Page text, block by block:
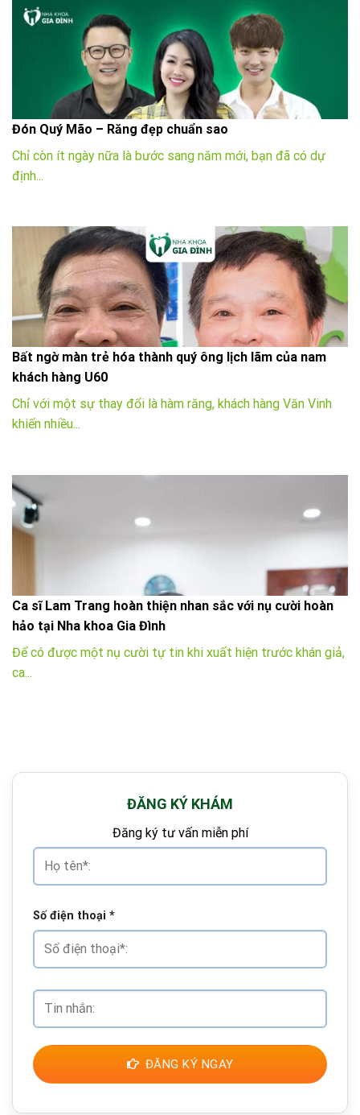
Đón Quý Mão – Răng đẹp chuẩn sao
Chỉ còn ít ngày nữa là bước sang năm mới, bạn đã có dự
định...
Bất ngờ màn trẻ hóa thành quý ông lịch lãm của nam
khách hàng U60
Chỉ với một sự thay đổi là hàm răng, khách hàng Văn Vinh
khiến nhiều...
Ca sĩ Lam Trang hoàn thiện nhan sắc với nụ cười hoàn
hảo tại Nha khoa Gia Đình
Để có được một nụ cười tự tin khi xuất hiện trước khán giả,
ca...
ĐĂNG KÝ KHÁM
Đăng ký tư vấn miễn phí
Số điện thoại *
ĐĂNG KÝ NGAY